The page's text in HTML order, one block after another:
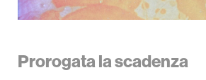
Prorogata la scadenza
Produzioni